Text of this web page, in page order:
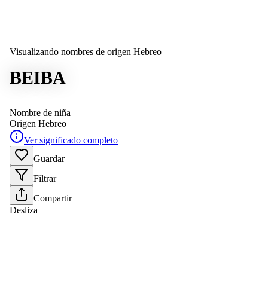
Visualizando nombres de origen Hebreo
BEIBA
Nombre de niña
Origen Hebreo
Ver significado completo
Guardar
Filtrar
Compartir
Desliza